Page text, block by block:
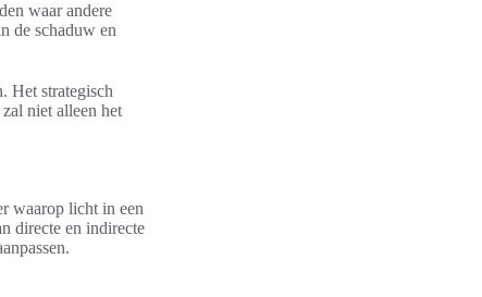
waar andere
de schaduw en
Het strategisch
niet alleen het
waarop licht in een
directe en indirecte